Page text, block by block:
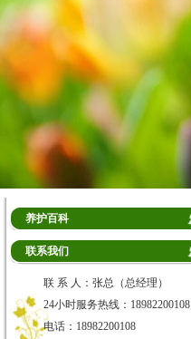
养护百科
联系我们
联 系 人：张总（总经理）
24小时服务热线：18982200108
电话：18982200108